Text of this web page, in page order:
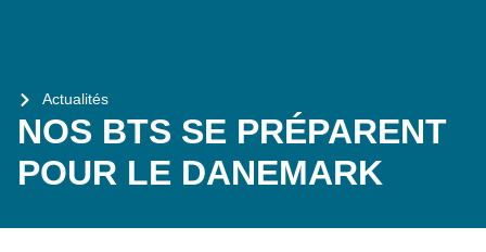
Actualités
NOS BTS SE PRÉPARENT
POUR LE DANEMARK